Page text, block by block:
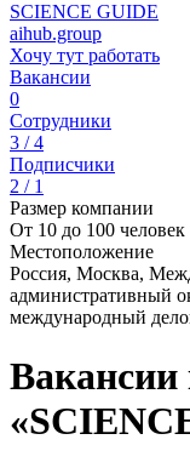
SCIENCE GUIDE
aihub.group
Хочу тут работать
Вакансии
0
Сотрудники
3 / 4
Подписчики
2 / 1
Размер компании
От 10 до 100 человек
Местоположение
Россия, Москва,
административный
международный